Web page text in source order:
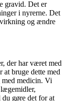
gravid. Det er
i nyrerne. Det
og ændre
der har været med
at bruge dette med
medicin. Vi
du gøre det for at